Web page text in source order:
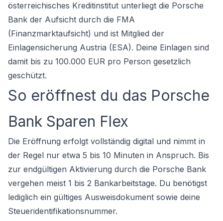
österreichisches Kreditinstitut unterliegt die Porsche
Bank der Aufsicht durch die FMA
(Finanzmarktaufsicht) und ist Mitglied der
Einlagensicherung Austria (ESA). Deine Einlagen sind
damit bis zu 100.000 EUR pro Person gesetzlich
geschützt.
So eröffnest du das Porsche
Bank Sparen Flex
Die Eröffnung erfolgt vollständig digital und nimmt in
der Regel nur etwa 5 bis 10 Minuten in Anspruch. Bis
zur endgültigen Aktivierung durch die Porsche Bank
vergehen meist 1 bis 2 Bankarbeitstage. Du benötigst
lediglich ein gültiges Ausweisdokument sowie deine
Steueridentifikationsnummer.